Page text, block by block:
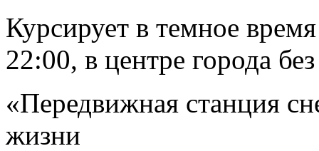
Курсирует в темное
22:00, в центре города
«Передвижная станция
жизни